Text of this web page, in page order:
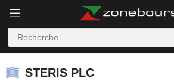
STERIS PLC
STERIS PLC